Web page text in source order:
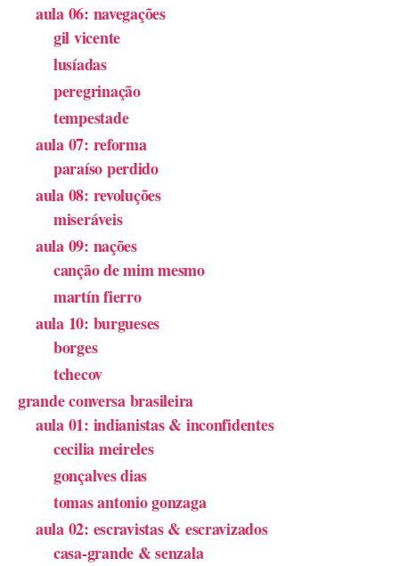
aula 06: navegações
gil vicente
lusíadas
peregrinação
tempestade
aula 07: reforma
paraíso perdido
aula 08: revoluções
miseráveis
aula 09: nações
canção de mim mesmo
martín fierro
aula 10: burgueses
borges
tchecov
grande conversa brasileira
aula 01: indianistas & inconfidentes
cecilia meireles
gonçalves dias
tomas antonio gonzaga
aula 02: escravistas & escravizados
casa-grande & senzala